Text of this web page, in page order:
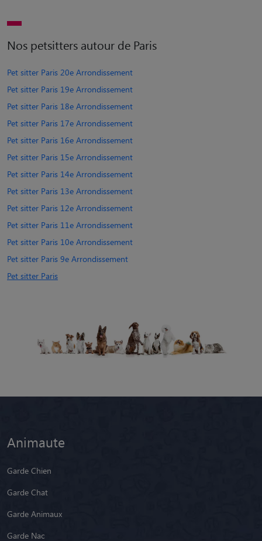
Nos petsitters autour de Paris
Pet sitter Paris 20e Arrondissement
Pet sitter Paris 19e Arrondissement
Pet sitter Paris 18e Arrondissement
Pet sitter Paris 17e Arrondissement
Pet sitter Paris 16e Arrondissement
Pet sitter Paris 15e Arrondissement
Pet sitter Paris 14e Arrondissement
Pet sitter Paris 13e Arrondissement
Pet sitter Paris 12e Arrondissement
Pet sitter Paris 11e Arrondissement
Pet sitter Paris 10e Arrondissement
Pet sitter Paris 9e Arrondissement
Pet sitter Paris
Animaute
Garde Chien
Garde Chat
Garde Animaux
Garde Nac